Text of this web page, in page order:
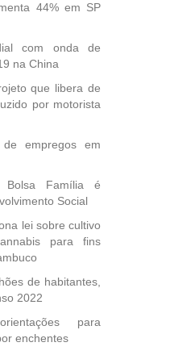
44% em SP
com onda de
na China
que libera de
por motorista
empregos em
Bolsa Família é
Social
lei sobre cultivo
para fins
de habitantes,
2022
para
enchentes